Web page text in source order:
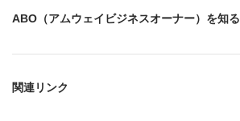
ABO（アムウェイビジネスオーナー）を知る
関連リンク